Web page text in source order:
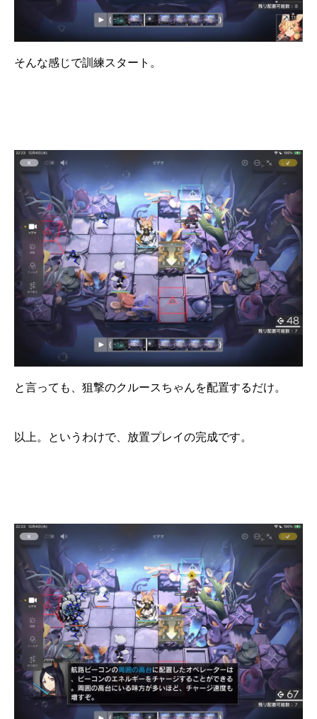
そんな感じで訓練スタート。
と言っても、狙撃のクルースちゃんを配置するだけ。
以上。というわけで、放置プレイの完成です。